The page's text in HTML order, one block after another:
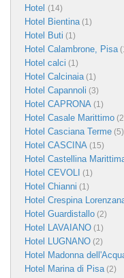
Hotel (14)
Hotel Bientina(1)
Hotel Buti (1)
Hotel Calambrone, Pisa
Hotel calci (1)
Hotel Calcinaia(1)
Hotel Capannoli (3)
Hotel CAPRONA (1)
Hotel Casale Marittimo
Hotel Casciana Terme (5)
Hotel CASCINA (15)
Hotel Castellina
Hotel CEVOLI (1)
Hotel Chianni (1)
Hotel Crespina
Hotel Guardistallo (2)
Hotel LAVAIANO (1)
Hotel LUGNANO (2)
Hotel Madonna
Hotel Marina di Pisa(2)